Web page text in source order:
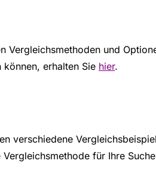
Vergleichsmethoden und
können, erhalten Sie hier.
verschiedene
für Ihre